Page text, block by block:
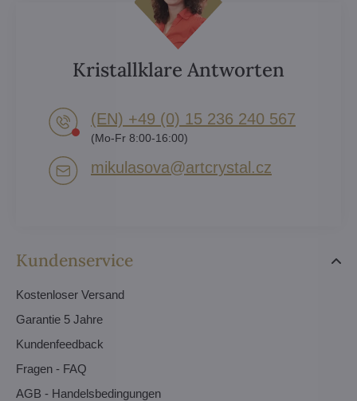
Kundenservice
Kostenloser Versand
Garantie 5 Jahre
Kundenfeedback
Fragen - FAQ
AGB - Handelsbedingungen
Kristallklare Antworten
(EN) +49 (0) 15 236 240 567
(Mo-Fr 8:00-16:00)
mikulasova​@artcrystal​.cz